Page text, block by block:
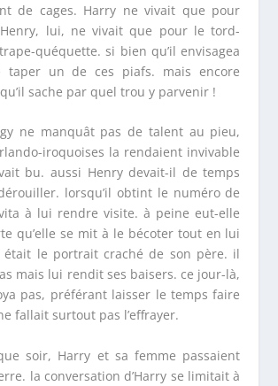
de cages. Harry ne vivait que pour
Henry, lui, ne vivait que pour le tord-
quéquette. si bien qu’il envisagea
taper un de ces piafs. mais encore
sache par quel trou y parvenir !
ne manquât pas de talent au pieu,
iroquoises la rendaient invivable
bu. aussi Henry devait-il de temps
lorsqu’il obtint le numéro de
à lui rendre visite. à peine eut-elle
qu’elle se mit à le bécoter tout en lui
était le portrait craché de son père. il
mais lui rendit ses baisers. ce jour-là,
pas, préférant laisser le temps faire
fallait surtout pas l’effrayer.
soir, Harry et sa femme passaient
la conversation d’Harry se limitait à